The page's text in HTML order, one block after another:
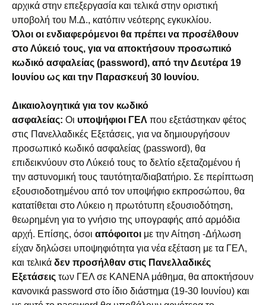
αρχικά στην επεξεργασία και τελικά στην οριστική
υποβολή του Μ.Δ., κατόπιν νεότερης εγκυκλίου.
Όλοι οι ενδιαφερόμενοι θα πρέπει να προσέλθουν
στο Λύκειό τους, για να αποκτήσουν προσωπικό
κωδικό ασφαλείας (password), από την Δευτέρα 19
Ιουνίου ως και την Παρασκευή 30 Ιουνίου.
Δικαιολογητικά για τον κωδικό
ασφαλείας: Οι υποψήφιοι ΓΕΛ που εξετάστηκαν φέτος
στις Πανελλαδικές Εξετάσεις, για να δημιουργήσουν
προσωπικό κωδικό ασφαλείας (password), θα
επιδεικνύουν στο Λύκειό τους το δελτίο εξεταζομένου ή
την αστυνομική τους ταυτότητα/διαβατήριο. Σε περίπτωση
εξουσιοδοτημένου από τον υποψήφιο εκπροσώπου, θα
κατατίθεται στο Λύκειο η πρωτότυπη εξουσιοδότηση,
θεωρημένη για το γνήσιο της υπογραφής από αρμόδια
αρχή. Επίσης, όσοι απόφοιτοι με την Αίτηση -Δήλωση
είχαν δηλώσει υποψηφιότητα για νέα εξέταση με τα ΓΕΛ,
και τελικά δεν προσήλθαν στις Πανελλαδικές
Εξετάσεις των ΓΕΛ σε ΚΑΝΕΝΑ μάθημα, θα αποκτήσουν
κανονικά password στο ίδιο διάστημα (19-30 Ιουνίου) και